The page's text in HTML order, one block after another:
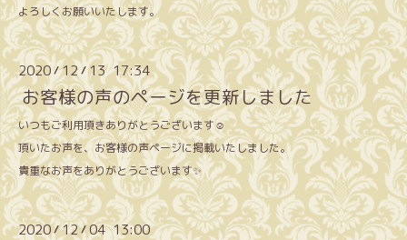
よろしくお願いいたします。
2020/12/13 17:34
お客様の声のページを更新しました
いつもご利用頂きありがとうございます☺️
頂いたお声を、お客様の声ページに掲載いたしました。
貴重なお声をありがとうございます✨
2020/12/04 13:00